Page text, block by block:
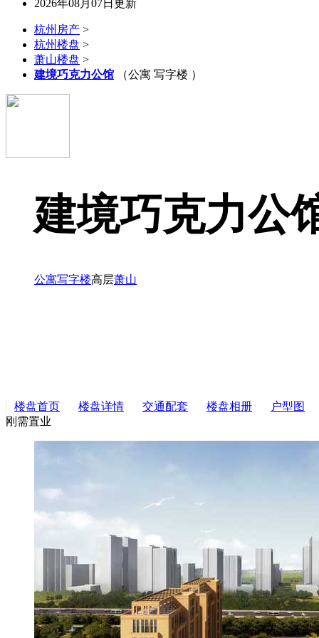
2026年08月07日更新
杭州房产 >
杭州楼盘 >
萧山楼盘 >
建境巧克力公馆 （公寓 写字楼 ）
建境巧克力公
公寓写字楼高层萧山
楼盘首页 楼盘详情 交通配套 楼盘相册
户型图
刚需置业